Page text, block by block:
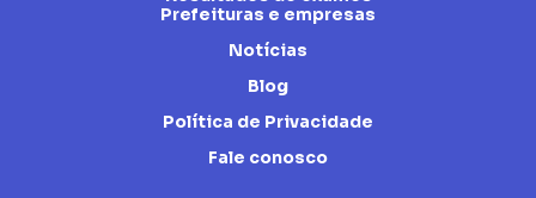
Prefeituras e empresas
Notícias
Blog
Política de Privacidade
Fale conosco